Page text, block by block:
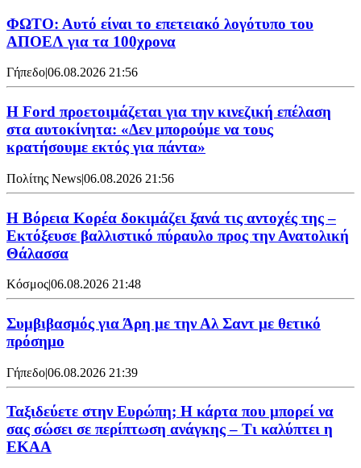
ΦΩΤΟ: Αυτό είναι το επετειακό λογότυπο του
ΑΠΟΕΛ για τα 100χρονα
Γήπεδο|06.08.2026 21:56
Η Ford προετοιμάζεται για την κινεζική επέλαση
στα αυτοκίνητα: «Δεν μπορούμε να τους
κρατήσουμε εκτός για πάντα»
Πολίτης News|06.08.2026 21:56
Η Βόρεια Κορέα δοκιμάζει ξανά τις αντοχές της –
Εκτόξευσε βαλλιστικό πύραυλο προς την Ανατολική
Θάλασσα
Κόσμος|06.08.2026 21:48
Συμβιβασμός για Άρη με την Αλ Σαντ με θετικό
πρόσημο
Γήπεδο|06.08.2026 21:39
Ταξιδεύετε στην Ευρώπη; Η κάρτα που μπορεί να
σας σώσει σε περίπτωση ανάγκης – Τι καλύπτει η
ΕΚΑΑ